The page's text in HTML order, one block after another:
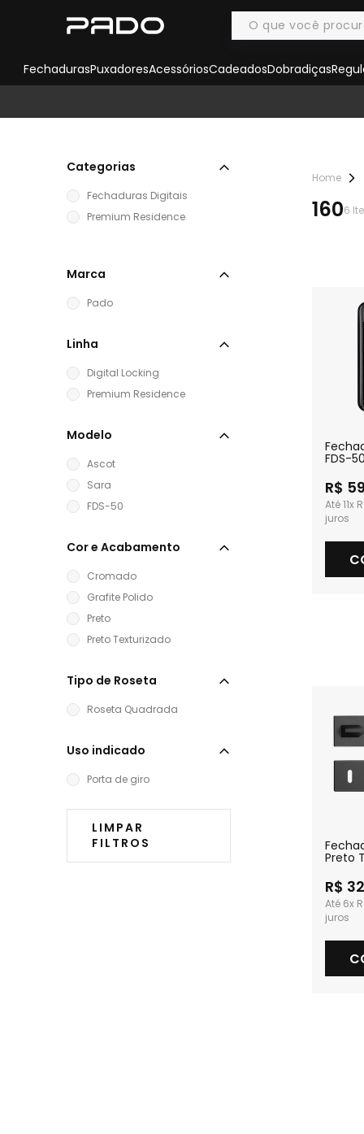
FechadurasPuxadoresAcessóriosCadeadosDobradiças
Categorias
Fechaduras Digitais
Premium Residence
Marca
Pado
Linha
Digital Locking
Premium Residence
Modelo
Ascot
Sara
FDS-50
Cor e Acabamento
Cromado
Grafite Polido
Preto
Preto Texturizado
Tipo de Roseta
Roseta Quadrada
Uso indicado
Porta de giro
LIMPAR
FILTROS
1606
FDS-50
R$
11x
Preto
R$
6x